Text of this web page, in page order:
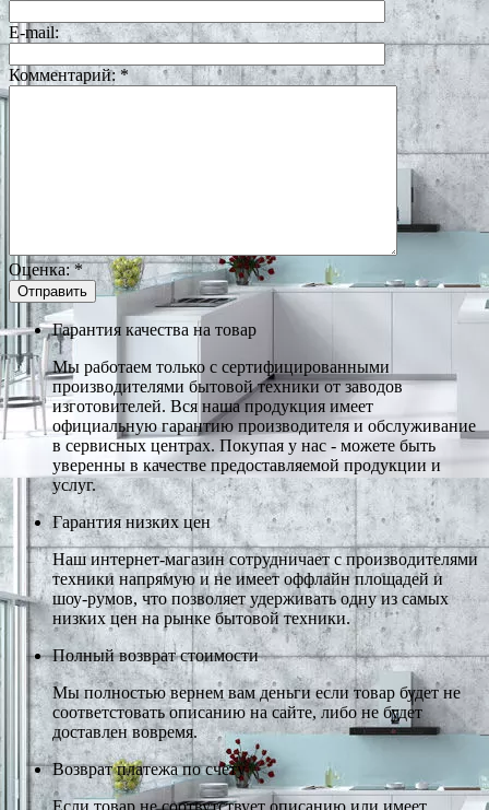
E-mail:
Комментарий:*
Оценка:*
Гарантия качества на товар
Мы работаем только с сертифицированными
производителями бытовой техники от заводов
изготовителей. Вся наша продукция имеет
официальную гарантию производителя и обслуживание
в сервисных центрах. Покупая у нас - можете быть
уверенны в качестве предоставляемой продукции и
услуг.
Гарантия низких цен
Наш интернет-магазин сотрудничает с производителями
техники напрямую и не имеет оффлайн площадей и
шоу-румов, что позволяет удерживать одну из самых
низких цен на рынке бытовой техники.
Полный возврат стоимости
Мы полностью вернем вам деньги если товар будет не
соответстовать описанию на сайте, либо не будет
доставлен вовремя.
Возврат платежа по счету
Если товар не соотвутствует описанию или имеет